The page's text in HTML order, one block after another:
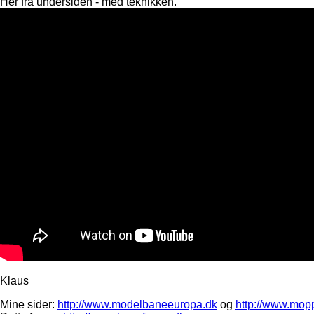
Klaus
Mine sider: http://www.modelbaneeuropa.dk og http://